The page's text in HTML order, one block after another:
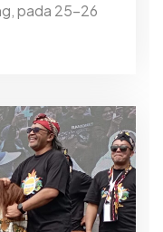
pada 25-26